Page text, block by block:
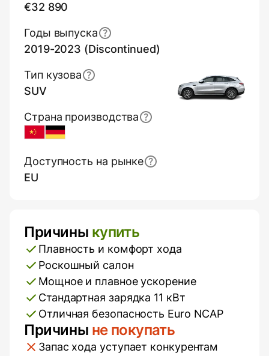
€32 890
Страна производства
ChinaGermany
Годы выпуска
2019-2023 (Discontinued)
Тип кузова
SUV
Доступность на рынке
EU
Плюсы и минусы
Причины купить
Плавность и комфорт хода
Роскошный салон
Мощное и плавное ускорение
Стандартная зарядка 11 кВт
Отличная безопасность Euro NCAP
Причины не покупать
Запас хода уступает конкурентам